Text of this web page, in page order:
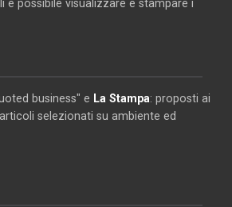
è possibile visualizzare e stampare i
business" e La Stampa: proposti ai
selezionati su ambiente ed